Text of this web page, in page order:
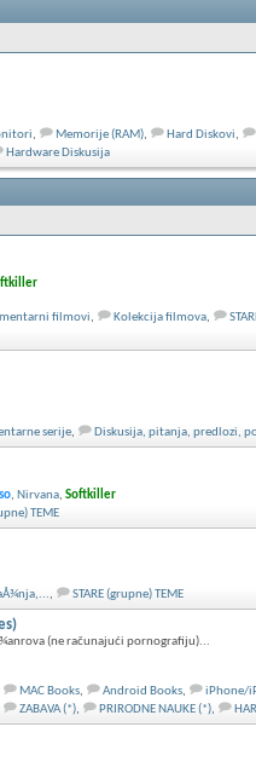
, Memorije (RAM), Hard Diskovi,
Hardware Diskusija
filmovi, Kolekcija filmova,
serije, Diskusija, pitanja, predlozi,
, Nirvana, Softkiller
TEME
, STARE (grupne) TEME
(ne računajući pornografiju)...
MAC Books, Android Books, iPhone/
ZABAVA (*), PRIRODNE NAUKE (*),